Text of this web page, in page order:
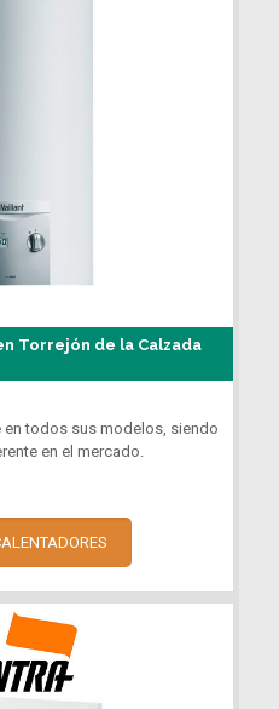
Torrejón de la Calzada
todos sus modelos, siendo
en el mercado.